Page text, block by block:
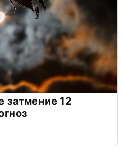
затмение 12